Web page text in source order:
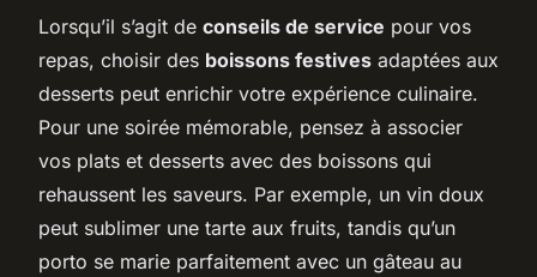
Lorsqu’il s’agit de conseils de service pour vos
repas, choisir des boissons festives adaptées aux
desserts peut enrichir votre expérience culinaire.
Pour une soirée mémorable, pensez à associer
vos plats et desserts avec des boissons qui
rehaussent les saveurs. Par exemple, un vin doux
peut sublimer une tarte aux fruits, tandis qu’un
porto se marie parfaitement avec un gâteau au